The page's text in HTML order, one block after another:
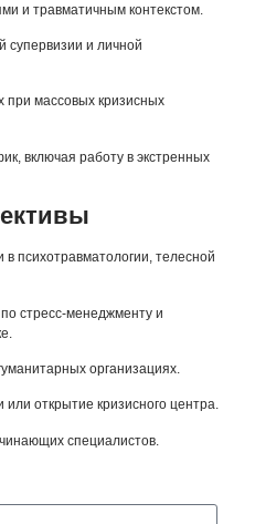
и травматичным контекстом.
супервизии и личной
при массовых кризисных
включая работу в экстренных
психотравматологии, телесной
стресс-менеджменту и
организациях.
или открытие кризисного центра.
специалистов.